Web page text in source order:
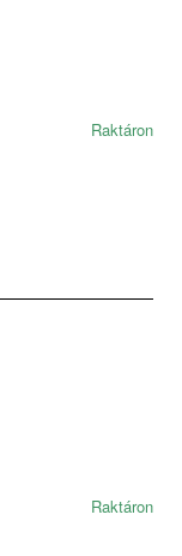
Raktáron
Raktáron